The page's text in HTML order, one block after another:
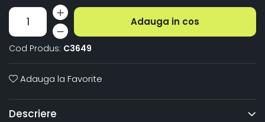
Adauga in cos
Cod Produs: C3649
Adauga la Favorite
Descriere